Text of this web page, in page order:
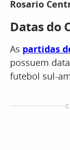
Rosario
Datas do
As partidas
possuem
futebol sul-